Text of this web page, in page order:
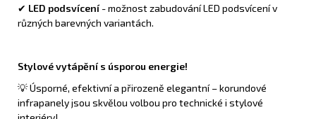
✔ LED podsvícení - možnost zabudování LED podsvícení v
různých barevných variantách.
Stylové vytápění s úsporou energie!
💡 Úsporné, efektivní a přirozeně elegantní – korundové
infrapanely jsou skvělou volbou pro technické i stylové